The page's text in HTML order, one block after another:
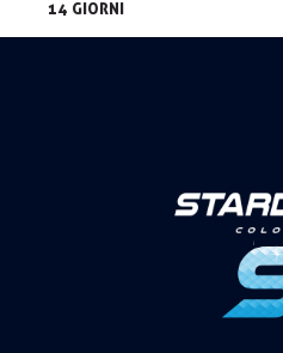
14 GIORNI